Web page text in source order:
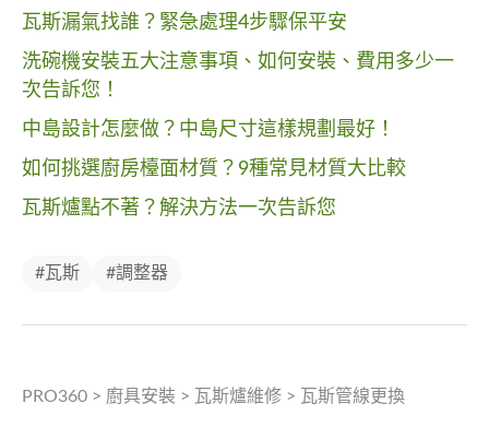
瓦斯漏氣找誰？緊急處理4步驟保平安
洗碗機安裝五大注意事項、如何安裝、費用多少一
次告訴您！
中島設計怎麼做？中島尺寸這樣規劃最好！
如何挑選廚房檯面材質？9種常見材質大比較
瓦斯爐點不著？解決方法一次告訴您
#瓦斯 #調整器
PRO360 > 廚具安裝 > 瓦斯爐維修 > 瓦斯管線更換